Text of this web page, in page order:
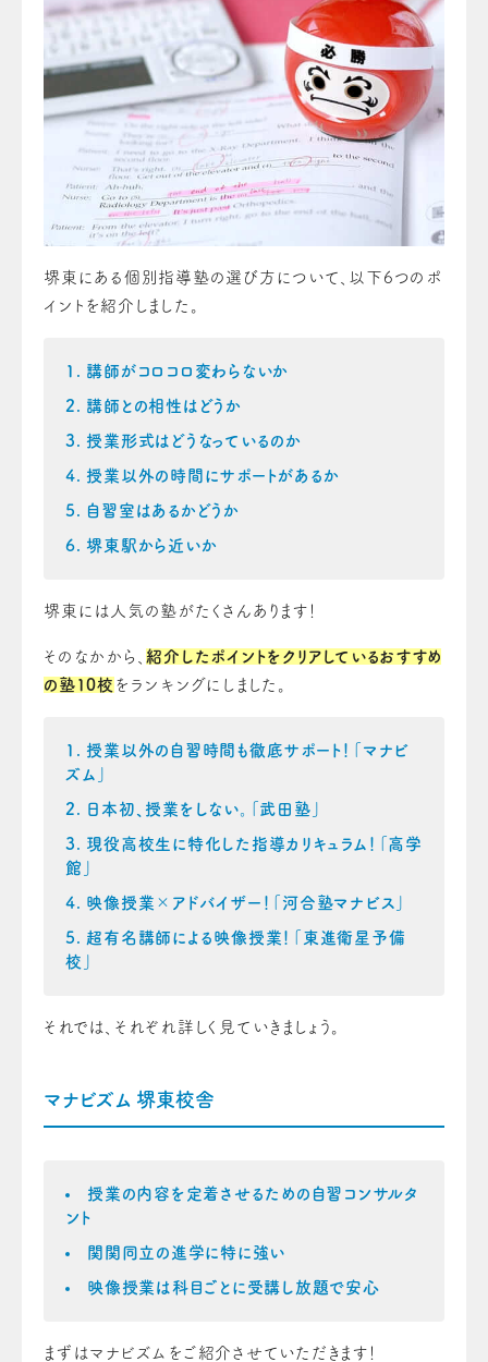
堺東にある個別指導塾の選び方について、以下6つのポ
イントを紹介しました。
講師がコロコロ変わらないか
講師との相性はどうか
授業形式はどうなっているのか
授業以外の時間にサポートがあるか
自習室はあるかどうか
堺東駅から近いか
堺東には人気の塾がたくさんあります！
そのなかから、 紹介したポイントをクリアしているおすすめ
の塾10校 をランキングにしました。
授業以外の自習時間も徹底サポート！「マナビ
ズム」
日本初、授業をしない。「武田塾」
現役高校生に特化した指導カリキュラム！「高学
館」
映像授業×アドバイザー！「河合塾マナビス」
超有名講師による映像授業！「東進衛星予備
校」
それでは、それぞれ詳しく見ていきましょう。
マナビズム 堺東校舎
授業の内容を定着させるための自習コンサルタ
ント
関関同立の進学に特に強い
映像授業は科目ごとに受講し放題で安心
まずはマナビズムをご紹介させていただきます！